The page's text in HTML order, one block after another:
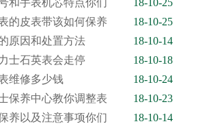
和手表机芯特点你们
18-10-25
的皮表带该如何保养
18-10-25
原因和处置方法
18-10-14
士石英表会走停
18-10-18
维修多少钱
18-10-24
保养中心教你调整表
18-10-23
养以及注意事项你们
18-10-14